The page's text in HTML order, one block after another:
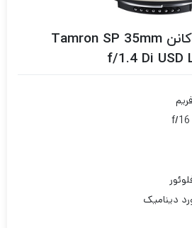
لنز تامرون مانت کانن Tamron SP 35mm
f/1.4 Di USD